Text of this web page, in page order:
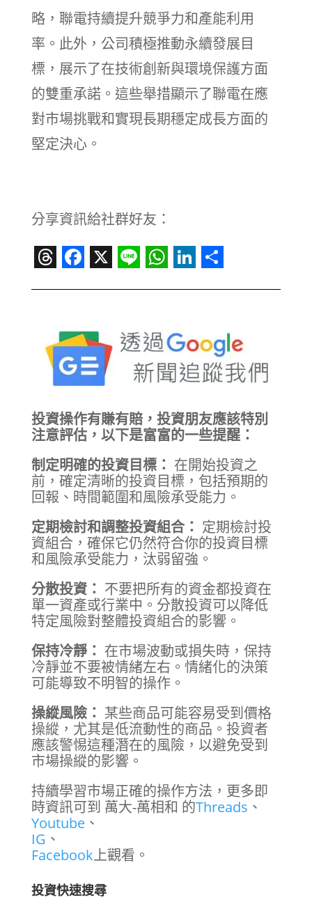
略，聯電持續提升競爭力和產能利用
率。此外，公司積極推動永續發展目
標，展示了在技術創新與環境保護方面
的雙重承諾。這些舉措顯示了聯電在應
對市場挑戰和實現長期穩定成長方面的
堅定決心。
分享資訊給社群好友：
Threads
Facebook
X LineWhatsApp
LinkedIn
Share
投資操作有賺有賠，投資朋友應該特別
注意評估，以下是富富的一些提醒：
制定明確的投資目標： 在開始投資之
前，確定清晰的投資目標，包括預期的
回報、時間範圍和風險承受能力。
定期檢討和調整投資組合： 定期檢討投
資組合，確保它仍然符合你的投資目標
和風險承受能力，汰弱留強。
分散投資： 不要把所有的資金都投資在
單一資產或行業中。分散投資可以降低
特定風險對整體投資組合的影響。
保持冷靜： 在市場波動或損失時，保持
冷靜並不要被情緒左右。情緒化的決策
可能導致不明智的操作。
操縱風險： 某些商品可能容易受到價格
操縱，尤其是低流動性的商品。投資者
應該警惕這種潛在的風險，以避免受到
市場操縱的影響。
持續學習市場正確的操作方法，更多即
時資訊可到 萬大-萬相和 的Threads 、
Youtube、
IG 、
Facebook上觀看。
投資快速搜尋